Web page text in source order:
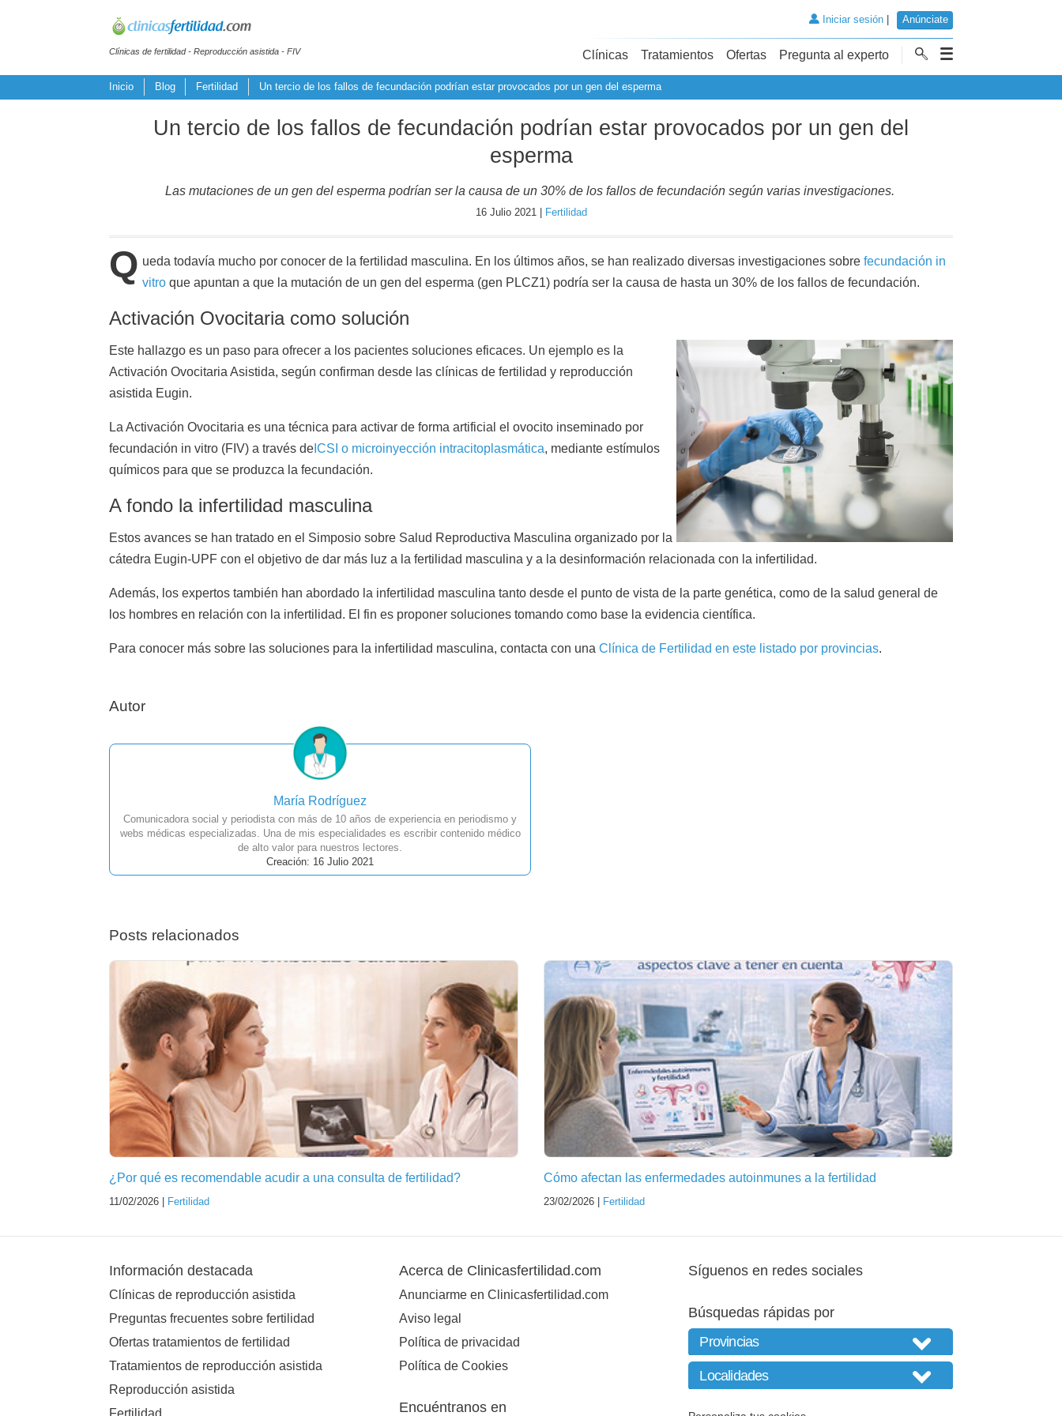
Clínicas de fertilidad - Reproducción asistida - FIV
Iniciar sesión| Anúnciate
Clínicas Tratamientos Ofertas Pregunta al experto
Inicio Blog Fertilidad Un tercio de los fallos de fecundación podrían estar provocados por un gen del esperma
Un tercio de los fallos de fecundación podrían estar provocados por un gen del
esperma
Las mutaciones de un gen del esperma podrían ser la causa de un 30% de los fallos de fecundación según varias investigaciones.
16 Julio 2021 | Fertilidad
Q ueda todavía mucho por conocer de la fertilidad masculina. En los últimos años, se han realizado diversas investigaciones sobre fecundación in
vitroque apuntan a que la mutación de un gen del esperma (gen PLCZ1) podría ser la causa de hasta un 30% de los fallos de fecundación.
Activación Ovocitaria como solución
Este hallazgo es un paso para ofrecer a los pacientes soluciones eficaces. Un ejemplo es la
Activación Ovocitaria Asistida, según confirman desde las clínicas de fertilidad y reproducción
asistida Eugin.
La Activación Ovocitaria es una técnica para activar de forma artificial el ovocito inseminado por
fecundación in vitro (FIV) a través de ICSI o microinyección intracitoplasmática, mediante estímulos
químicos para que se produzca la fecundación.
A fondo la infertilidad masculina
Estos avances se han tratado en el Simposio sobre Salud Reproductiva Masculina organizado por la
cátedra Eugin-UPF con el objetivo de dar más luz a la fertilidad masculina y a la desinformación relacionada con la infertilidad.
Además, los expertos también han abordado la infertilidad masculina tanto desde el punto de vista de la parte genética, como de la salud general de
los hombres en relación con la infertilidad. El fin es proponer soluciones tomando como base la evidencia científica.
Para conocer más sobre las soluciones para la infertilidad masculina, contacta con una Clínica de Fertilidad en este listado por provincias.
Autor
María Rodríguez
Comunicadora social y periodista con más de 10 años de experiencia en periodismo y
webs médicas especializadas. Una de mis especialidades es escribir contenido médico
de alto valor para nuestros lectores.
Creación: 16 Julio 2021
Posts relacionados
¿Por qué es recomendable acudir a una consulta de fertilidad?
11/02/2026 | Fertilidad
Cómo afectan las enfermedades autoinmunes a la fertilidad
23/02/2026 | Fertilidad
Información destacada
Clínicas de reproducción asistida
Preguntas frecuentes sobre fertilidad
Ofertas tratamientos de fertilidad
Tratamientos de reproducción asistida
Reproducción asistida
Fertilidad
Acerca de Clinicasfertilidad.com
Anunciarme en Clinicasfertilidad.com
Aviso legal
Política de privacidad
Política de Cookies
Encuéntranos en
Síguenos en redes sociales
Búsquedas rápidas por